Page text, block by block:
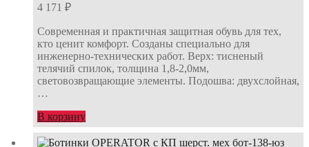
4 171 ₽
Современная и практичная защитная обувь для тех,
кто ценит комфорт. Созданы специально для
инженерно-технических работ. Верх: тисненый
телячий спилок, толщина 1,8-2,0мм,
световозвращающие элементы. Подошва: двухслойная,
…
В корзину